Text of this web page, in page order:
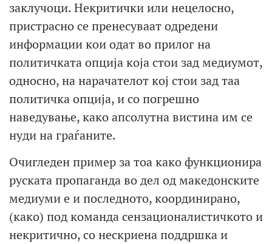
заклучоци. Некритички или нецелосно,
пристрасно се пренесуваат одредени
информации кои одат во прилог на
политичката опција која стои зад медиумот,
односно, на нарачателот кој стои зад таа
политичка опција, и со погрешно
наведување, како апсолутна вистина им се
нуди на граѓаните.
Очигледен пример за тоа како функционира
руската пропаганда во дел од македонските
медиуми е и последното, координирано,
(како) под команда сензационалистичкото и
некритично, со нескриена поддршка и